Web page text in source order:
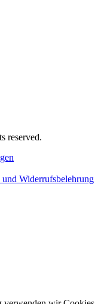
reserved.
Widerrufsbelehrung